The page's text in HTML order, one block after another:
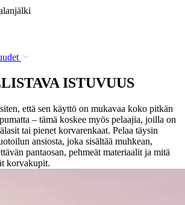
ISTUVUUS
että sen käyttö on mukavaa koko pitkän
– tämä koskee myös pelaajia, joilla on
tai pienet korvarenkaat. Pelaa täysin
ansiosta, joka sisältää muhkean,
pantaosan, pehmeät materiaalit ja mitä
korvakupit.